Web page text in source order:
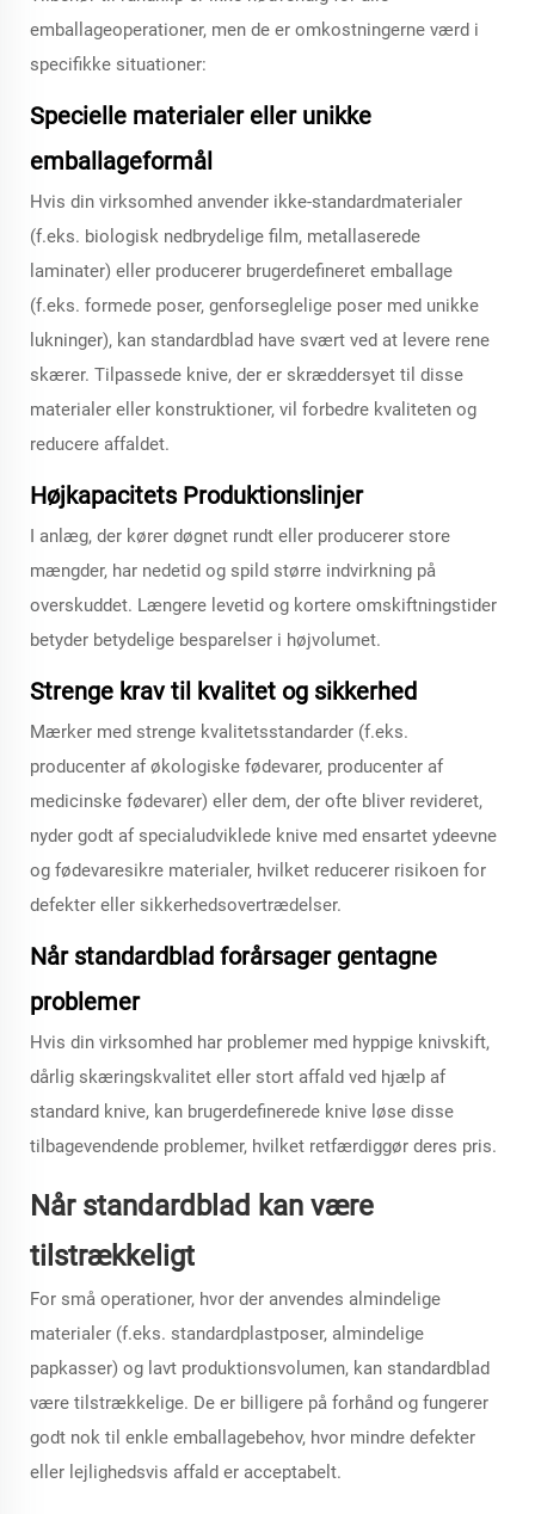
emballageoperationer, men de er omkostningerne værd i
specifikke situationer:
Specielle materialer eller unikke
emballageformål
Hvis din virksomhed anvender ikke-standardmaterialer
(f.eks. biologisk nedbrydelige film, metallaserede
laminater) eller producerer brugerdefineret emballage
(f.eks. formede poser, genforseglelige poser med unikke
lukninger), kan standardblad have svært ved at levere rene
skærer. Tilpassede knive, der er skræddersyet til disse
materialer eller konstruktioner, vil forbedre kvaliteten og
reducere affaldet.
Højkapacitets Produktionslinjer
I anlæg, der kører døgnet rundt eller producerer store
mængder, har nedetid og spild større indvirkning på
overskuddet. Længere levetid og kortere omskiftningstider
betyder betydelige besparelser i højvolumet.
Strenge krav til kvalitet og sikkerhed
Mærker med strenge kvalitetsstandarder (f.eks.
producenter af økologiske fødevarer, producenter af
medicinske fødevarer) eller dem, der ofte bliver revideret,
nyder godt af specialudviklede knive med ensartet ydeevne
og fødevaresikre materialer, hvilket reducerer risikoen for
defekter eller sikkerhedsovertrædelser.
Når standardblad forårsager gentagne
problemer
Hvis din virksomhed har problemer med hyppige knivskift,
dårlig skæringskvalitet eller stort affald ved hjælp af
standard knive, kan brugerdefinerede knive løse disse
tilbagevendende problemer, hvilket retfærdiggør deres pris.
Når standardblad kan være
tilstrækkeligt
For små operationer, hvor der anvendes almindelige
materialer (f.eks. standardplastposer, almindelige
papkasser) og lavt produktionsvolumen, kan standardblad
være tilstrækkelige. De er billigere på forhånd og fungerer
godt nok til enkle emballagebehov, hvor mindre defekter
eller lejlighedsvis affald er acceptabelt.